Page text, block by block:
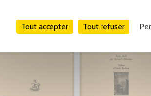
Tout accepter Tout refuser